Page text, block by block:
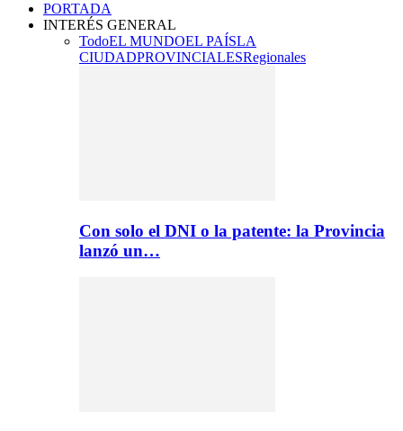
PORTADA
INTERÉS GENERAL
TodoEL MUNDOEL PAÍSLA
CIUDADPROVINCIALESRegionales
Con solo el DNI o la patente: la Provincia
lanzó un…